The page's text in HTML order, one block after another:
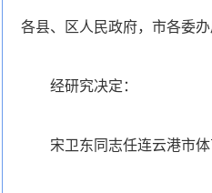
各县、区人民政府，市各委办
经研究决定：
宋卫东同志任连云港市体